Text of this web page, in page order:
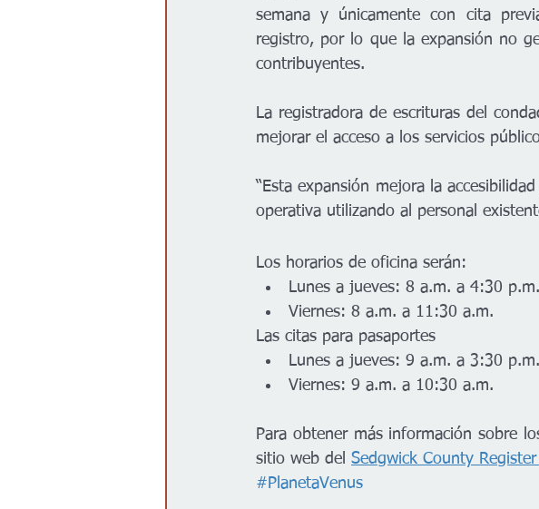
semana y únicamente con cita
registro, por lo que la expansión no
contribuyentes.
La registradora de escrituras del
mejorar el acceso a los servicios
“Esta expansión mejora la
operativa utilizando al personal
Los horarios de oficina serán:
Lunes a jueves: 8 a.m. a 4:30 p.m.
Viernes: 8 a.m. a 11:30 a.m.
Las citas para pasaportes
Lunes a jueves: 9 a.m. a 3:30 p.m.
Viernes: 9 a.m. a 10:30 a.m.
Para obtener más información sobre
sitio web del Sedgwick County
#PlanetaVenus